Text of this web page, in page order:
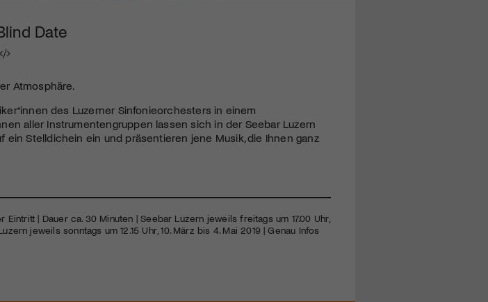
Date
Atmosphäre.
des Luzerner Sinfonieorchesters in einem
aller Instrumentengruppen lassen sich in der Seebar Luzern
ein Stelldichein ein und präsentieren jene Musik, die Ihnen ganz
| Dauer ca. 30 Minuten | Seebar Luzern jeweils freitags um 17.00 Uhr,
jeweils sonntags um 12.15 Uhr, 10. März bis 4. Mai 2019 | Genau Infos